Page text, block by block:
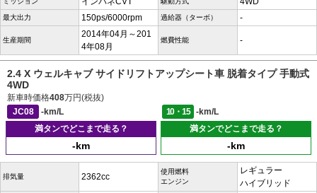
最大出力 150ps/6000rpm 過給器（ターボ） -
生産期間
2014年04月～201
4年08月
燃費性能 -
2.4 X ウェルキャブ サイドリフトアップシート車 脱着タイプ 手動式
4WD
新車時価格408万円(税抜)
JC08
-km/L 10・15
-km/L
満タンでどこまで走る？
-km
満タンでどこまで走る？
-km
排気量 2362cc
使用燃料
エンジン
レギュラー
ハイブリッド